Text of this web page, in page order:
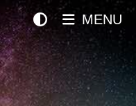
MENU